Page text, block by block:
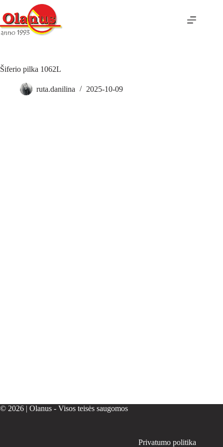
Šiferio pilka 1062L
ruta.danilina 2025-10-09
© 2026 | Olanus - Visos teisės saugomos
Privatumo politika